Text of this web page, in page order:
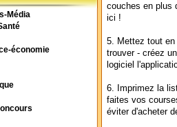
Média
économie
couches en plus
ici !
5. Mettez tout
trouver - créez
logiciel
6. Imprimez la
faites vos
éviter d'acheter